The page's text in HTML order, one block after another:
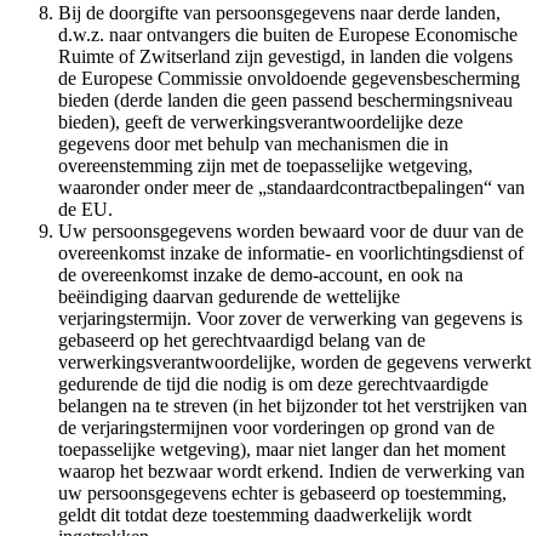
Bij de doorgifte van persoonsgegevens naar derde landen,
d.w.z. naar ontvangers die buiten de Europese Economische
Ruimte of Zwitserland zijn gevestigd, in landen die volgens
de Europese Commissie onvoldoende gegevensbescherming
bieden (derde landen die geen passend beschermingsniveau
bieden), geeft de verwerkingsverantwoordelijke deze
gegevens door met behulp van mechanismen die in
overeenstemming zijn met de toepasselijke wetgeving,
waaronder onder meer de „standaardcontractbepalingen“ van
de EU.
Uw persoonsgegevens worden bewaard voor de duur van de
overeenkomst inzake de informatie- en voorlichtingsdienst of
de overeenkomst inzake de demo-account, en ook na
beëindiging daarvan gedurende de wettelijke
verjaringstermijn. Voor zover de verwerking van gegevens is
gebaseerd op het gerechtvaardigd belang van de
verwerkingsverantwoordelijke, worden de gegevens verwerkt
gedurende de tijd die nodig is om deze gerechtvaardigde
belangen na te streven (in het bijzonder tot het verstrijken van
de verjaringstermijnen voor vorderingen op grond van de
toepasselijke wetgeving), maar niet langer dan het moment
waarop het bezwaar wordt erkend. Indien de verwerking van
uw persoonsgegevens echter is gebaseerd op toestemming,
geldt dit totdat deze toestemming daadwerkelijk wordt